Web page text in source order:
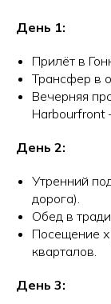
День 1:
Прилёт в
Трансфер в
Вечерняя
Harbourfront
День 2:
Утренний
дорога).
Обед в
Посещение
кварталов.
День 3: